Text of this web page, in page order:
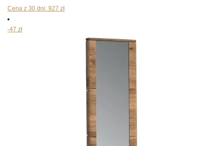
Cena z 30 dni: 927 zł
-47 zł